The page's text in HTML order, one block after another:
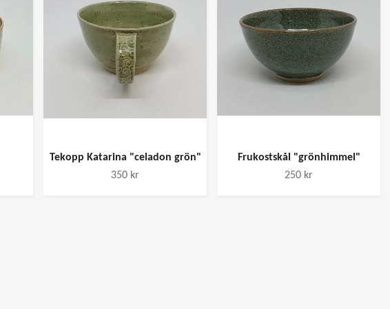
Tekopp Katarina "celadon grön"
350 kr
Frukostskål "grönhimmel"
250 kr